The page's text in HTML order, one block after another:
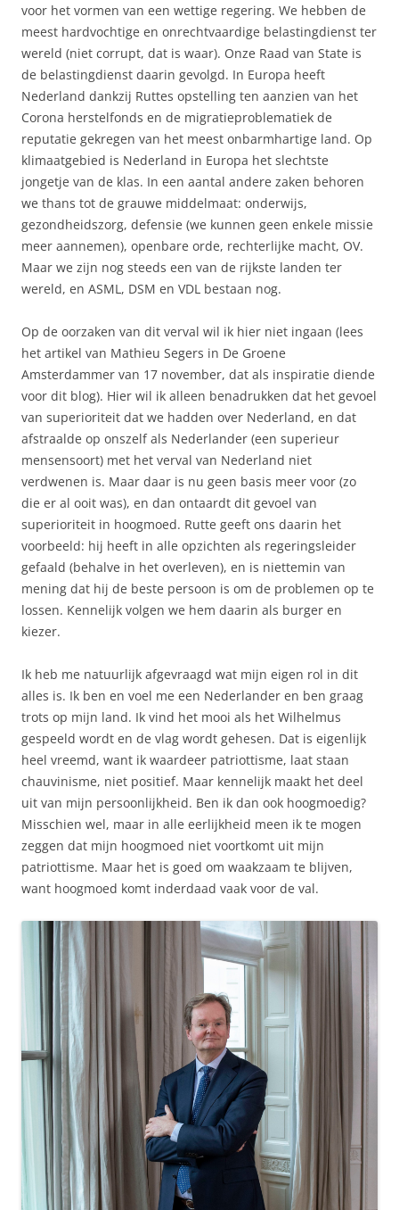
voor het vormen van een wettige regering. We hebben de
meest hardvochtige en onrechtvaardige belastingdienst ter
wereld (niet corrupt, dat is waar). Onze Raad van State is
de belastingdienst daarin gevolgd. In Europa heeft
Nederland dankzij Ruttes opstelling ten aanzien van het
Corona herstelfonds en de migratieproblematiek de
reputatie gekregen van het meest onbarmhartige land. Op
klimaatgebied is Nederland in Europa het slechtste
jongetje van de klas. In een aantal andere zaken behoren
we thans tot de grauwe middelmaat: onderwijs,
gezondheidszorg, defensie (we kunnen geen enkele missie
meer aannemen), openbare orde, rechterlijke macht, OV.
Maar we zijn nog steeds een van de rijkste landen ter
wereld, en ASML, DSM en VDL bestaan nog.
Op de oorzaken van dit verval wil ik hier niet ingaan (lees
het artikel van Mathieu Segers in De Groene
Amsterdammer van 17 november, dat als inspiratie diende
voor dit blog). Hier wil ik alleen benadrukken dat het gevoel
van superioriteit dat we hadden over Nederland, en dat
afstraalde op onszelf als Nederlander (een superieur
mensensoort) met het verval van Nederland niet
verdwenen is. Maar daar is nu geen basis meer voor (zo
die er al ooit was), en dan ontaardt dit gevoel van
superioriteit in hoogmoed. Rutte geeft ons daarin het
voorbeeld: hij heeft in alle opzichten als regeringsleider
gefaald (behalve in het overleven), en is niettemin van
mening dat hij de beste persoon is om de problemen op te
lossen. Kennelijk volgen we hem daarin als burger en
kiezer.
Ik heb me natuurlijk afgevraagd wat mijn eigen rol in dit
alles is. Ik ben en voel me een Nederlander en ben graag
trots op mijn land. Ik vind het mooi als het Wilhelmus
gespeeld wordt en de vlag wordt gehesen. Dat is eigenlijk
heel vreemd, want ik waardeer patriottisme, laat staan
chauvinisme, niet positief. Maar kennelijk maakt het deel
uit van mijn persoonlijkheid. Ben ik dan ook hoogmoedig?
Misschien wel, maar in alle eerlijkheid meen ik te mogen
zeggen dat mijn hoogmoed niet voortkomt uit mijn
patriottisme. Maar het is goed om waakzaam te blijven,
want hoogmoed komt inderdaad vaak voor de val.